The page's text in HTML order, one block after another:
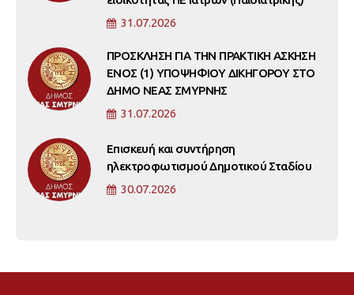
31.07.2026
ΠΡΟΣΚΛΗΣΗ ΓΙΑ ΤΗΝ ΠΡΑΚΤΙΚΗ ΑΣΚΗΣΗ
ΕΝΟΣ (1) ΥΠΟΨΗΦΙΟΥ ΔΙΚΗΓΟΡΟΥ ΣΤΟ
ΔΗΜΟ ΝΕΑΣ ΣΜΥΡΝΗΣ
31.07.2026
Επισκευή και συντήρηση
ηλεκτροφωτισμού Δημοτικού Σταδίου
30.07.2026